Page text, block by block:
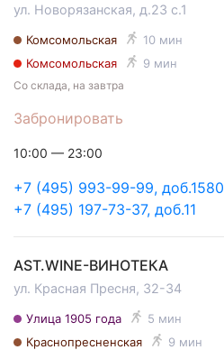
ул. Новорязанская, д.23 с.1
Комсомольская
10 мин
Комсомольская
9 мин
Забронировать
Со склада, на завтра
+7 (495) 993-99-99, доб.1580
+7 (495) 197-73-37, доб.11
10:00 — 23:00
AST.WINE-ВИНОТЕКА
ул. Красная Пресня, 32-34
Улица 1905 года
5 мин
Краснопресненская
9 мин